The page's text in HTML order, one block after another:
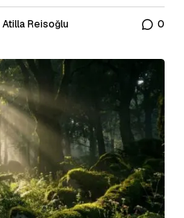
Atilla Reisoğlu 0